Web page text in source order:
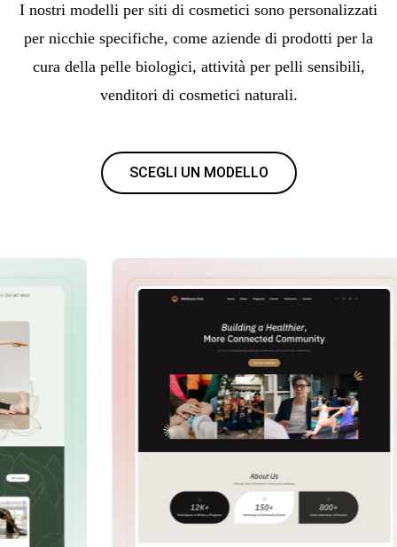
I nostri modelli per siti di cosmetici sono personalizzati
per nicchie specifiche, come aziende di prodotti per la
cura della pelle biologici, attività per pelli sensibili,
venditori di cosmetici naturali.
SCEGLI UN MODELLO